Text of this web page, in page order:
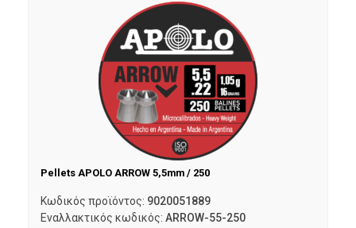
Pellets APOLO ARROW 5,5mm / 250
Κωδικός προϊόντος: 9020051889
Εναλλακτικός κωδικός: ARROW-55-250